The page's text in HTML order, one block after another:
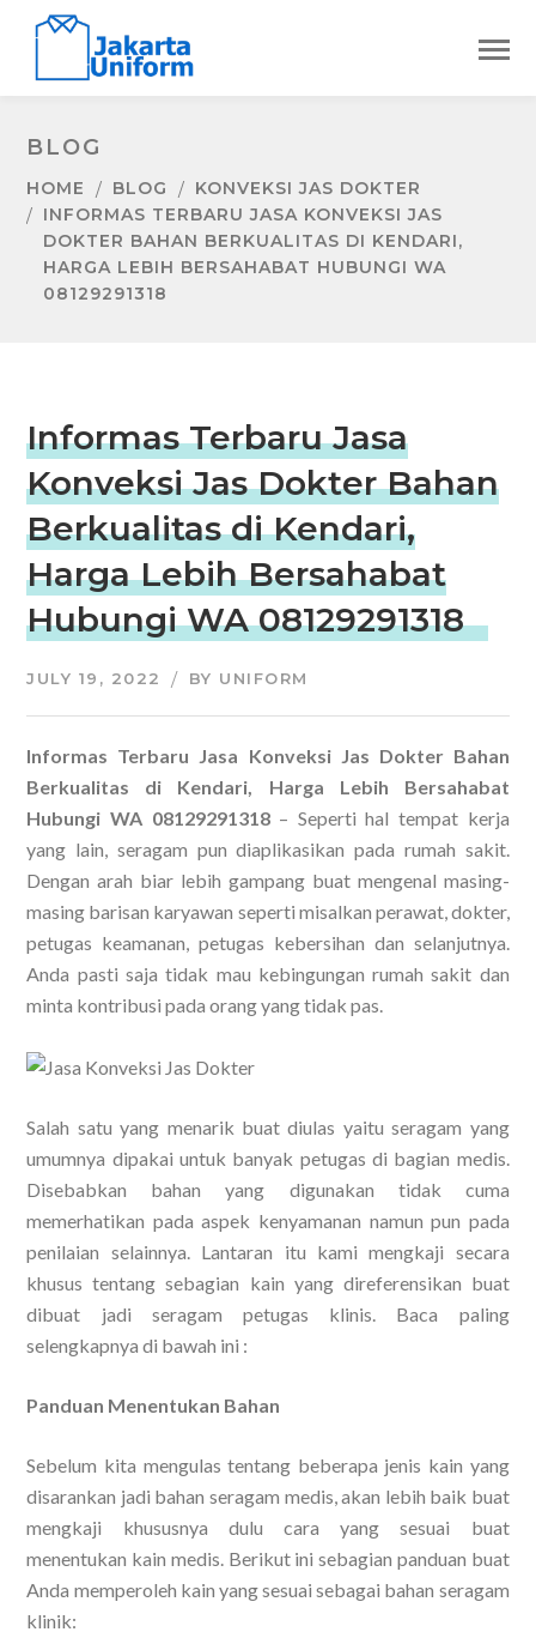
BLOG
HOME BLOG
KONVEKSI JAS DOKTER
INFORMAS TERBARU JASA KONVEKSI JAS
DOKTER BAHAN BERKUALITAS DI KENDARI,
HARGA LEBIH BERSAHABAT HUBUNGI WA
08129291318
Informas Terbaru Jasa
Konveksi Jas Dokter Bahan
Berkualitas di Kendari,
Harga Lebih Bersahabat
Hubungi WA 08129291318
JULY 19, 2022 BY UNIFORM
Informas Terbaru Jasa Konveksi Jas Dokter Bahan
Berkualitas di Kendari, Harga Lebih Bersahabat
Hubungi WA 08129291318– Seperti hal tempat kerja
yang lain, seragam pun diaplikasikan pada rumah sakit.
Dengan arah biar lebih gampang buat mengenal masing-
masing barisan karyawan seperti misalkan perawat, dokter,
petugas keamanan, petugas kebersihan dan selanjutnya.
Anda pasti saja tidak mau kebingungan rumah sakit dan
minta kontribusi pada orang yang tidak pas.
Salah satu yang menarik buat diulas yaitu seragam yang
umumnya dipakai untuk banyak petugas di bagian medis.
Disebabkan bahan yang digunakan tidak cuma
memerhatikan pada aspek kenyamanan namun pun pada
penilaian selainnya. Lantaran itu kami mengkaji secara
khusus tentang sebagian kain yang direferensikan buat
dibuat jadi seragam petugas klinis. Baca paling
selengkapnya di bawah ini :
Panduan Menentukan Bahan
Sebelum kita mengulas tentang beberapa jenis kain yang
disarankan jadi bahan seragam medis, akan lebih baik buat
mengkaji khususnya dulu cara yang sesuai buat
menentukan kain medis. Berikut ini sebagian panduan buat
Anda memperoleh kain yang sesuai sebagai bahan seragam
klinik: